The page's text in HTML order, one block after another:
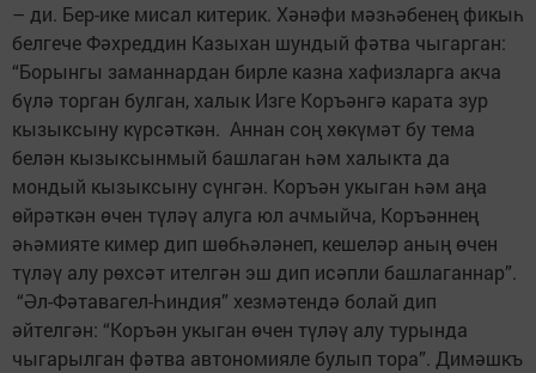
– ди. Бер-ике мисал китерик. Хәнәфи мәзһәбенең фикыһ
белгече Фәхреддин Казыхан шундый фәтва чыгарган:
“Борынгы заманнардан бирле казна хафизларга акча
бүлә торган булган, халык Изге Коръәнгә карата зур
кызыксыну күрсәткән. Аннан соң хөкүмәт бу тема
белән кызыксынмый башлаган һәм халыкта да
мондый кызыксыну сүнгән. Коръән укыган һәм аңа
өйрәткән өчен түләү алуга юл ачмыйча, Коръәннең
әһәмияте кимер дип шөбһәләнеп, кешеләр аның өчен
түләү алу рөхсәт ителгән эш дип исәпли башлаганнар”.
“Әл-Фәтавагел-Һиндия” хезмәтендә болай дип
әйтелгән: “Коръән укыган өчен түләү алу турында
чыгарылган фәтва автономияле булып тора”. Димәшкъ